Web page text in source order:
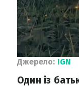
Джерело: IGN
Один із